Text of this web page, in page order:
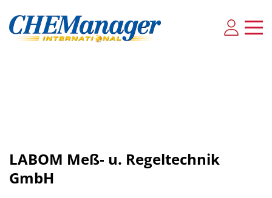
LABOM Meß- u. Regeltechnik
GmbH